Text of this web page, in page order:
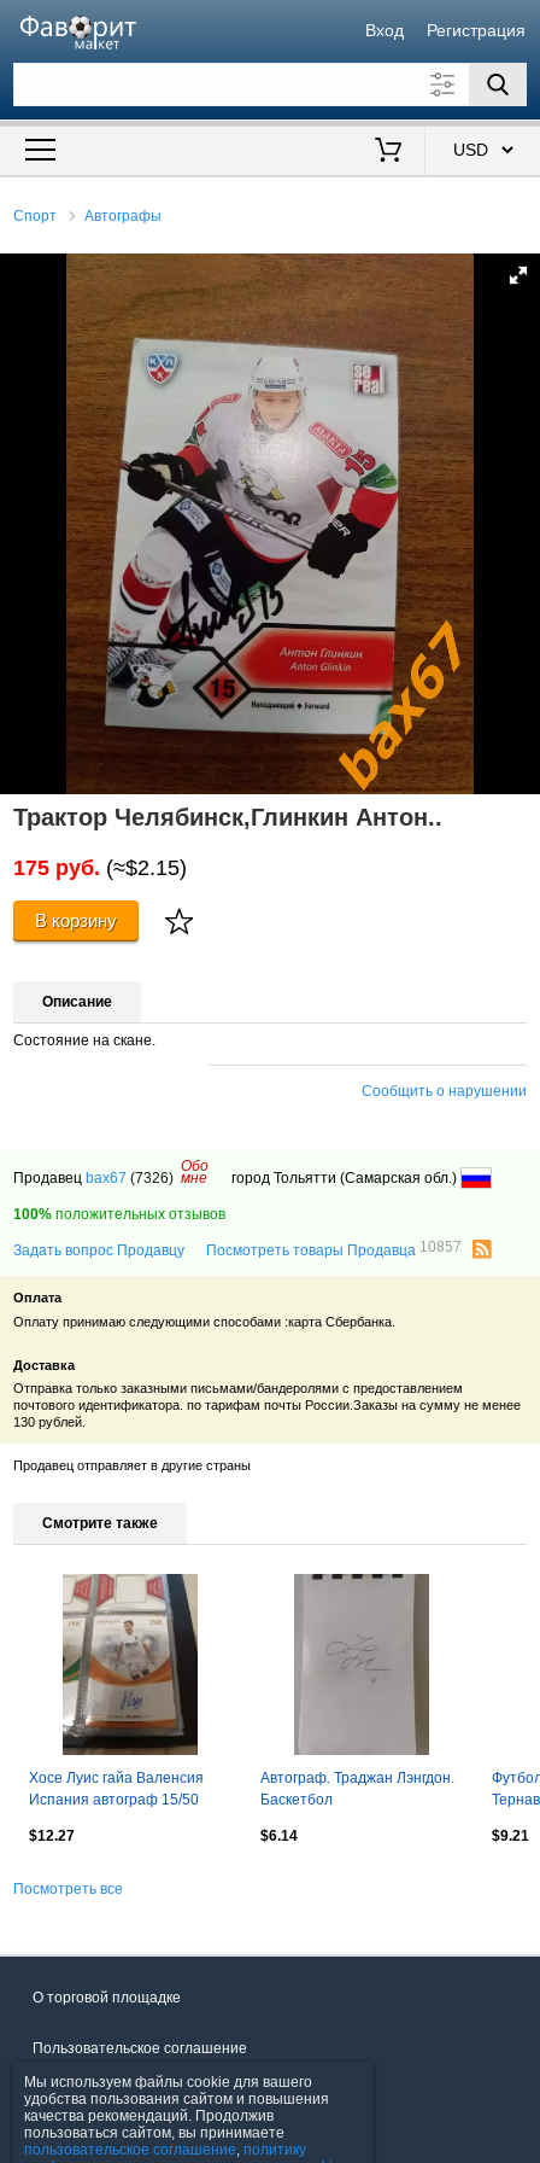
Вход Регистрация
Искать также в описании
Спорт Автографы
Трактор Челябинск,Глинкин Антон..
175 руб. (≈$2.15)
В корзину
Описание
Состояние на скане.
Сообщить о нарушении
Продавец bax67 (7326)
Обо
мне город Тольятти (Самарская обл.)
100% положительных отзывов
Задать вопрос Продавцу Посмотреть товары Продавца 10857
Оплата
Оплату принимаю следующими способами :карта Сбербанка.
Доставка
Отправка только заказными письмами/бандеролями с предоставлением
почтового идентификатора. по тарифам почты России.Заказы на сумму не менее
130 рублей.
Продавец отправляет в другие страны
Смотрите также
Хосе Луис гайа Валенсия
Испания автограф 15/50
$12.27
Автограф. Траджан Лэнгдон.
Баскетбол
$6.14 $9.21
Посмотреть все
О торговой площадке
Пользовательское соглашение
Политика конфиденциальности
Продавцы
Мы используем файлы cookie для вашего
удобства пользования сайтом и повышения
качества рекомендаций. Продолжив
пользоваться сайтом, вы принимаете
пользовательское соглашение, политику